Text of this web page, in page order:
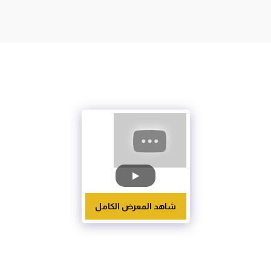
شاهد المعرض الكامل